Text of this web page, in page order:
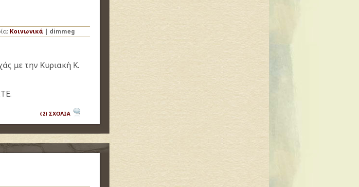
Κοινωνικά | dimmeg
με την Κυριακή Κ.
(2) ΣΧΟΛΙΑ